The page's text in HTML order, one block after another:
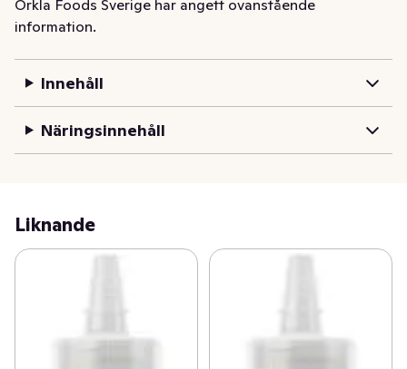
Blekinge. Självklart utan konstgjorda aromer, färgämnen
Orkla Foods Sverige har angett ovanstående
information.
Innehåll
Näringsinnehåll
Liknande